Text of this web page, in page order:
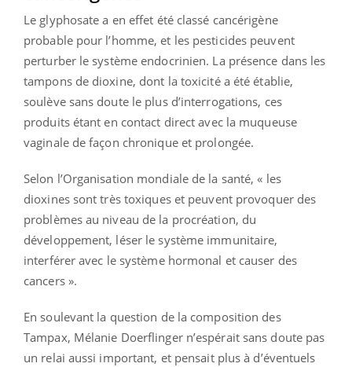
Le glyphosate a en effet été classé cancérigène
probable pour l’homme, et les pesticides peuvent
perturber le système endocrinien. La présence dans les
tampons de dioxine, dont la toxicité a été établie,
soulève sans doute le plus d’interrogations, ces
produits étant en contact direct avec la muqueuse
vaginale de façon chronique et prolongée.
Selon l’Organisation mondiale de la santé, « les
dioxines sont très toxiques et peuvent provoquer des
problèmes au niveau de la procréation, du
développement, léser le système immunitaire,
interférer avec le système hormonal et causer des
cancers ».
En soulevant la question de la composition des
Tampax, Mélanie Doerflinger n’espérait sans doute pas
un relai aussi important, et pensait plus à d’éventuels